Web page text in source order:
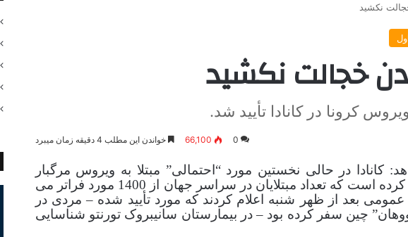
نکشید
خجالت نکشید
کرونا در کانادا تأیید شد.
0
66,100 خواندن این مطلب 4 دقیقه زمان میبرد
کانادا در حالی نخستین مورد “احتمالی” مبتلا به ویروس مرگبار
کرونا را در تورنتو تأیید کرده است که تعداد مبتلایان در سراسر جهان از 1400 مورد فراتر می
بعد از ظهر شنبه اعلام کردند که مورد تأیید شده – مردی در
به “ووهان” چین سفر کرده بود – در بیمارستان سانیبروک تورنتو شناسایی